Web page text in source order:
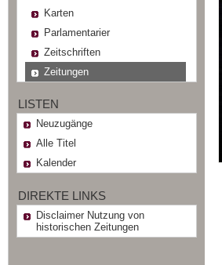
Karten
Parlamentarier
Zeitschriften
Zeitungen
LISTEN
Neuzugänge
Alle Titel
Kalender
DIREKTE LINKS
Disclaimer Nutzung von
historischen Zeitungen